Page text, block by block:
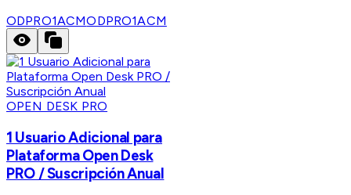
ODPRO1ACMODPRO1ACM
OPEN DESK PRO
1 Usuario Adicional para
Plataforma Open Desk
PRO / Suscripción Anual